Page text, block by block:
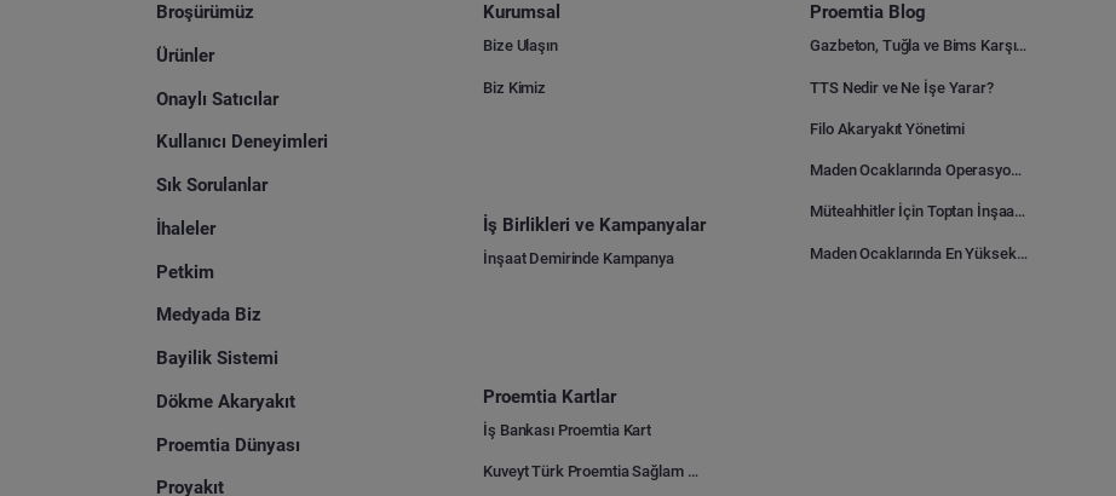
Broşürümüz
Ürünler
Onaylı Satıcılar
Kullanıcı Deneyimleri
Sık Sorulanlar
İhaleler
Petkim
Medyada Biz
Bayilik Sistemi
Dökme Akaryakıt
Proemtia Dünyası
Proyakıt
Kurumsal
Bize Ulaşın
Biz Kimiz
İş Birlikleri ve Kampanyalar
İnşaat Demirinde Kampanya
Proemtia Kartlar
İş Bankası Proemtia Kart
Kuveyt Türk Proemtia Sağlam Bayi Kart
Proemtia Blog
Gazbeton, Tuğla ve Bims Karşılaştırması: Hangisi Daha Avantajlı?
TTS Nedir ve Ne İşe Yarar?
Filo Akaryakıt Yönetimi
Maden Ocaklarında Operasyonel Verimlilik Nasıl Arttırılır?
Müteahhitler İçin Toptan İnşaat Malzemesi Satın Alma Rehberi
Maden Ocaklarında En Yüksek Gider Kalemleri Nelerdir?